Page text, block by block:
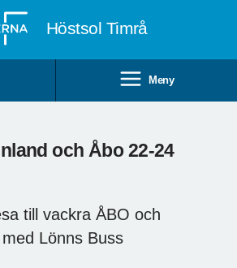
Höstsol Timrå
Meny
och Åbo 22-24
till vackra ÅBO och
Lönns Buss